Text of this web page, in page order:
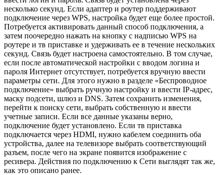
несколько секунд. Если адаптер и роутер поддерживают
подключение через WPS, настройка будет еще более простой.
Потребуется активировать данный способ подключения, а
затем поочередно нажать на кнопку с надписью WPS на
роутере и тв приставке и удерживать ее в течение нескольких
секунд. Связь будет настроена самостоятельно. В том случае,
если после автоматической настройки с вводом логина и
пароля Интернет отсутствует, потребуется вручную ввести
параметры сети. Для этого нужно в разделе «Беспроводное
подключение» выбрать ручную настройку и ввести IP-адрес,
маску подсети, шлюз и DNS. Затем сохранить изменения,
перейти к поиску сети, выбрать собственную и ввести
учетные записи. Если все данные указаны верно,
подключение будет установлено. Если тв приставка
подключается через HDMI, нужно кабелем соединить оба
устройства, далее на телевизоре выбрать соответствующий
разъем, после чего на экране появится изображение с
ресивера. Действия по подключению к Сети выглядят так же,
как это описано ранее.